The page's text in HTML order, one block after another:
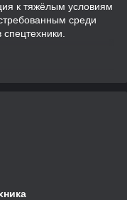
к тяжёлым условиям
среди